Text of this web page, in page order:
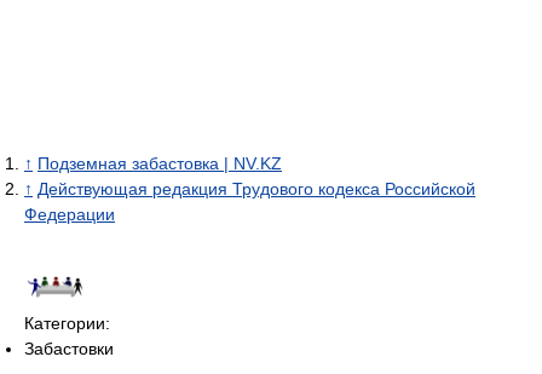
↑ Подземная забастовка | NV.KZ
↑ Действующая редакция Трудового кодекса Российской
Федерации
Категории:
Забастовки